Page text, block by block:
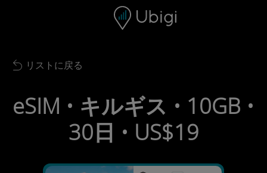
ナビゲーションバー フッター
Back to list
リストに戻る
eSIM • キルギス • 10GB •
30日 • US$19